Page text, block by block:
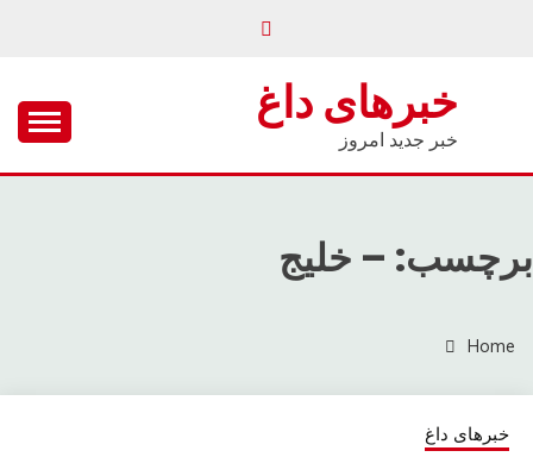
خبرهای داغ
خبر جدید امروز
برچسب: – خليج
Home
خبرهای داغ